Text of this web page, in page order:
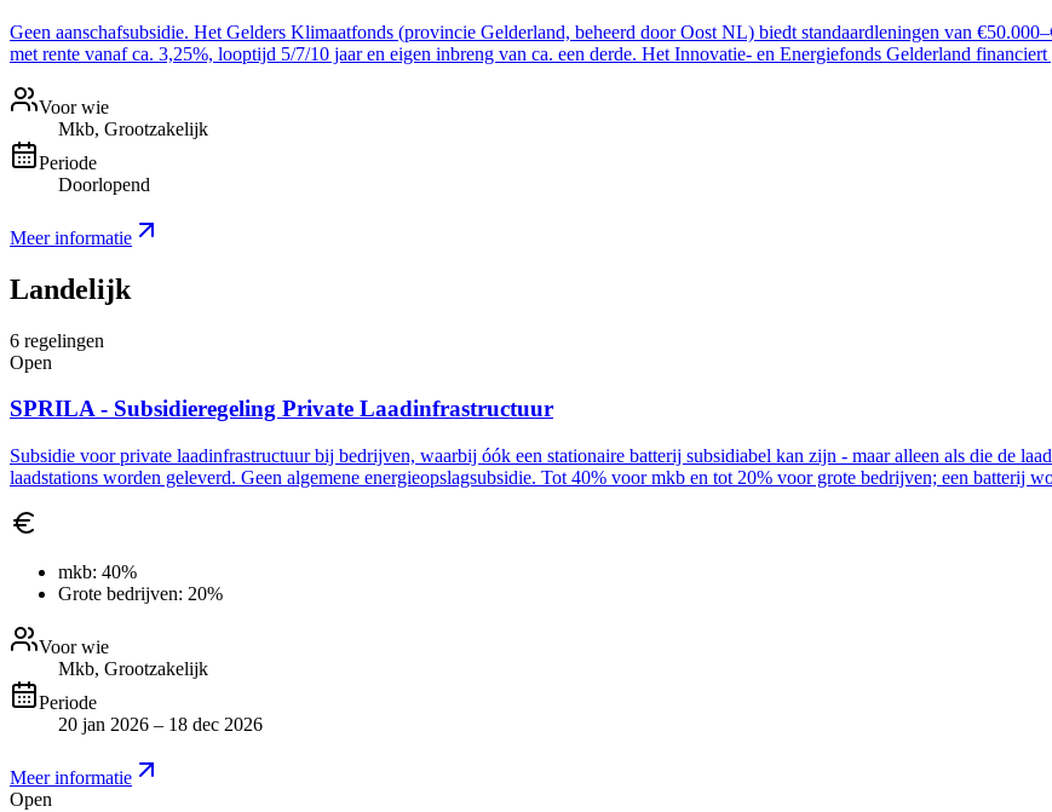
Geen aanschafsubsidie. Het Gelders Klimaatfonds (provincie Gelderland, beheerd door Oost NL) biedt standaardleningen van
met rente vanaf ca. 3,25%, looptijd 5/7/10 jaar en eigen inbreng van ca. een derde. Het Innovatie- en Energiefonds Gelderland
Voor wie
Mkb, Grootzakelijk
Periode
Doorlopend
Meer informatie
Landelijk
6 regelingen
Open
SPRILA - Subsidieregeling Private Laadinfrastructuur
Subsidie voor private laadinfrastructuur bij bedrijven, waarbij óók een stationaire batterij subsidiabel kan zijn - maar alleen als die de
laadstations worden geleverd. Geen algemene energieopslagsubsidie. Tot 40% voor mkb en tot 20% voor grote bedrijven; een batterij
mkb: 40%
Grote bedrijven: 20%
Voor wie
Mkb, Grootzakelijk
Periode
20 jan 2026 – 18 dec 2026
Meer informatie
Open